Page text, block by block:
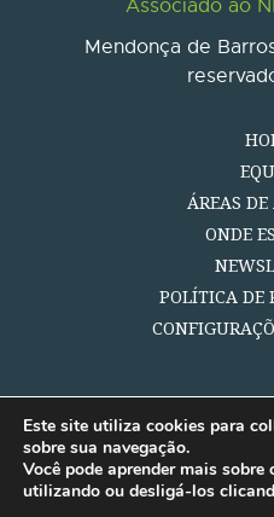
Associado ao
Mendonça de
ÁREAS
ONDE
POLÍTICA DE
Este site utiliza cookies para
sobre sua navegação.
Você pode aprender mais sobre
utilizando ou desligá-los